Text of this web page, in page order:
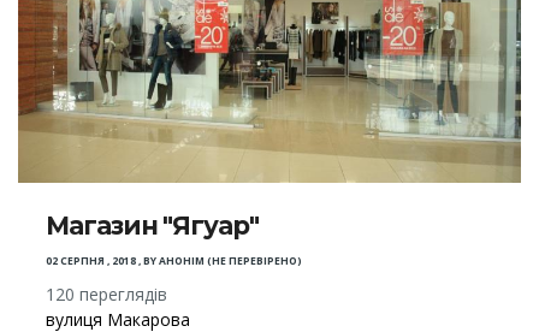
Магазин "Ягуар"
02 СЕРПНЯ , 2018,BYАНОНІМ (НЕ ПЕРЕВІРЕНО)
120 переглядів
вулиця Макарова